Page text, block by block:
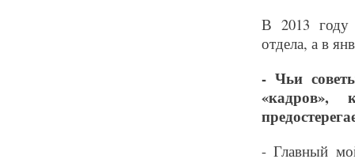
В 2013 году
отдела, а в
- Чьи
«кадров»,
- Главный